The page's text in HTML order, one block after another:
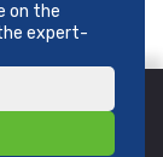
on the
expert-